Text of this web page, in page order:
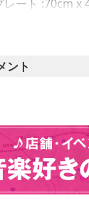
レート :70cm
荷重量 : 80 kg
ント